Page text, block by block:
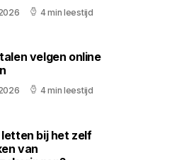
4 min leestijd
velgen online
4 min leestijd
bij het zelf
van